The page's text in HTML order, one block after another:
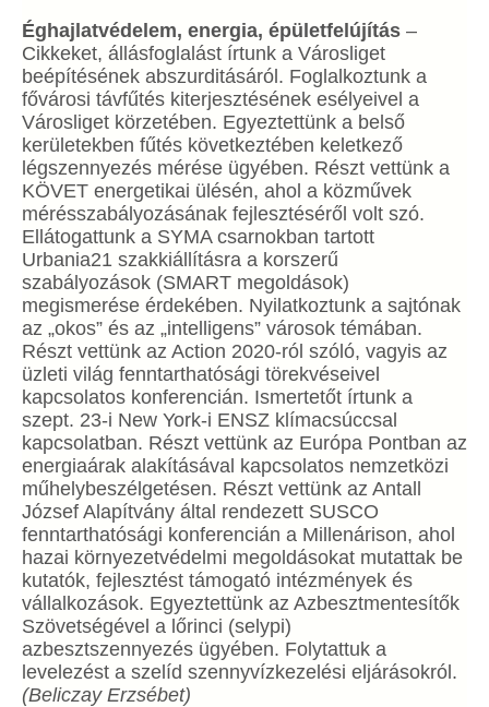
Éghajlatvédelem, energia, épületfelújítás –
Cikkeket, állásfoglalást írtunk a Városliget
beépítésének abszurditásáról. Foglalkoztunk a
fővárosi távfűtés kiterjesztésének esélyeivel a
Városliget körzetében. Egyeztettünk a belső
kerületekben fűtés következtében keletkező
légszennyezés mérése ügyében. Részt vettünk a
KÖVET energetikai ülésén, ahol a közművek
mérésszabályozásának fejlesztéséről volt szó.
Ellátogattunk a SYMA csarnokban tartott
Urbania21 szakkiállításra a korszerű
szabályozások (SMART megoldások)
megismerése érdekében. Nyilatkoztunk a sajtónak
az „okos” és az „intelligens” városok témában.
Részt vettünk az Action 2020-ról szóló, vagyis az
üzleti világ fenntarthatósági törekvéseivel
kapcsolatos konferencián. Ismertetőt írtunk a
szept. 23-i New York-i ENSZ klímacsúccsal
kapcsolatban. Részt vettünk az Európa Pontban az
energiaárak alakításával kapcsolatos nemzetközi
műhelybeszélgetésen. Részt vettünk az Antall
József Alapítvány által rendezett SUSCO
fenntarthatósági konferencián a Millenárison, ahol
hazai környezetvédelmi megoldásokat mutattak be
kutatók, fejlesztést támogató intézmények és
vállalkozások. Egyeztettünk az Azbesztmentesítők
Szövetségével a lőrinci (selypi)
azbesztszennyezés ügyében. Folytattuk a
levelezést a szelíd szennyvízkezelési eljárásokról.
(Beliczay Erzsébet)